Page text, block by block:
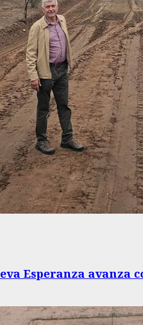
Esperanza avanza